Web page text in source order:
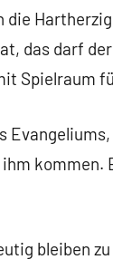
die
das darf
Spielraum
kommen.
bleiben